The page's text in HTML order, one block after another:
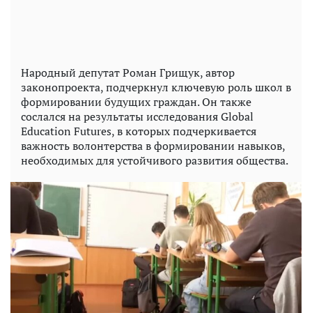
Народный депутат Роман Грищук, автор
законопроекта, подчеркнул ключевую роль школ в
формировании будущих граждан. Он также
сослался на результаты исследования Global
Education Futures, в которых подчеркивается
важность волонтерства в формировании навыков,
необходимых для устойчивого развития общества.